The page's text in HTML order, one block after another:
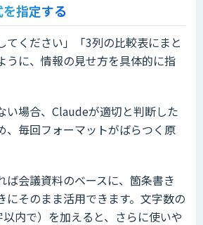
指定する
てください」「3列の比較表にまと
うに、情報の見せ方を具体的に指
い場合、Claudeが適切と判断した
、毎回フォーマットがばらつく原
ば会議資料のベースに、箇条書き
にそのまま活用できます。文字数の
以内で）を加えると、さらに使いや